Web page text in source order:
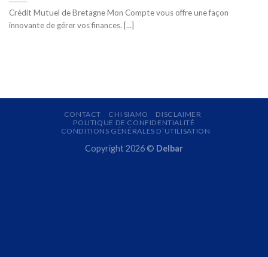
Crédit Mutuel de Bretagne Mon Compte vous offre une façon
innovante de gérer vos finances. [...]
CONTACT CHI SIAMO
DISCLAIMER
POLITIQUE DE CONFIDENTIALITÉ
CONDITIONS GÉNÉRALES D’UTILISATION
Copyright 2026 © Delbar